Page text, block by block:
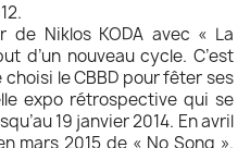
Niklos KODA avec « La
d’un nouveau cycle. C’est
le CBBD pour fêter ses
expo rétrospective qui se
19 janvier 2014. En avril
mars 2015 de « No Song ».